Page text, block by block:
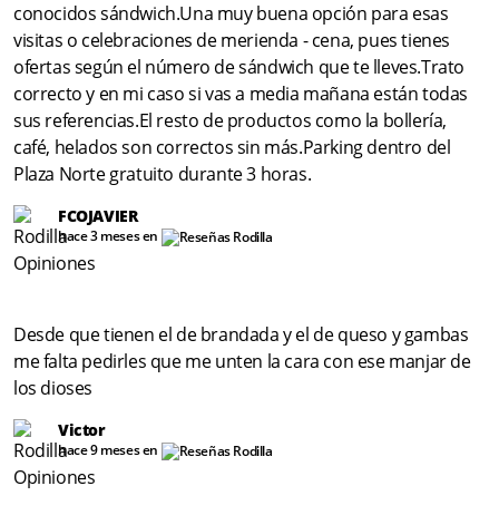
conocidos sándwich.Una muy buena opción para esas
visitas o celebraciones de merienda - cena, pues tienes
ofertas según el número de sándwich que te lleves.Trato
correcto y en mi caso si vas a media mañana están todas
sus referencias.El resto de productos como la bollería,
café, helados son correctos sin más.Parking dentro del
Plaza Norte gratuito durante 3 horas.
FCOJAVIER
hace 3 meses en
Desde que tienen el de brandada y el de queso y gambas
me falta pedirles que me unten la cara con ese manjar de
los dioses
Victor
hace 9 meses en